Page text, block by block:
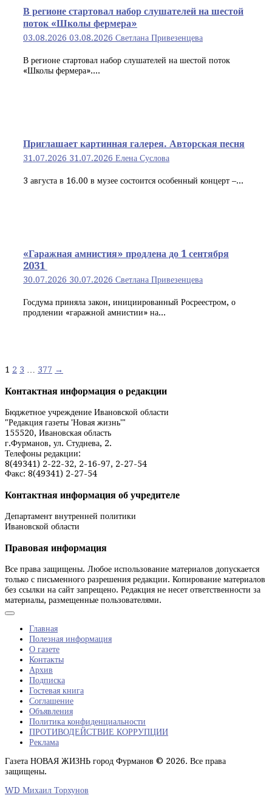
В регионе стартовал набор слушателей на шестой
поток «Школы фермера»
03.08.2026 03.08.2026 Светлана Привезенцева
В регионе стартовал набор слушателей на шестой поток
«Школы фермера»....
Приглашает картинная галерея. Авторская песня
31.07.2026 31.07.2026 Елена Суслова
3 августа в 16.00 в музее состоится особенный концерт –...
«Гаражная амнистия» продлена до 1 сентября
2031
30.07.2026 30.07.2026 Светлана Привезенцева
Госдума приняла закон, инициированный Росреестром, о
продлении «гаражной амнистии» на...
Навигация
по
1 2 3 … 377 →
Контактная информация о редакции
Бюджетное учреждение Ивановской области
"Редакция газеты 'Новая жизнь'"
155520, Ивановская область
г.Фурманов, ул. Студнева, 2.
Телефоны редакции:
8(49341) 2-22-32, 2-16-97, 2-27-54
Факс: 8(49341) 2-27-54
Контактная информация об учредителе
Департамент внутренней политики
Ивановской области
Правовая информация
Все права защищены. Любое использование материалов допускается
только с письменного разрешения редакции. Копирование материалов
без ссылки на сайт запрещено. Редакция не несет ответственности за
материалы, размещенные пользователями.
Главная
Полезная информация
О газете
Контакты
Архив
Подписка
Гостевая книга
Соглашение
Объявления
Политика конфиденциальности
ПРОТИВОДЕЙСТВИЕ КОРРУПЦИИ
Реклама
Газета НОВАЯ ЖИЗНЬ город Фурманов © 2026. Все права
защищены.
WD Михаил Торхунов